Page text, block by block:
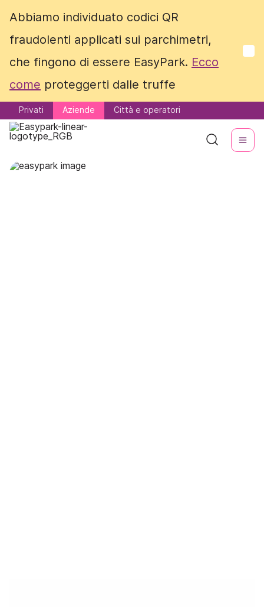
Abbiamo individuato codici QR
fraudolenti applicati sui parchimetri,
che fingono di essere EasyPark. Ecco
come proteggerti dalle truffe
Privati Aziende Città e operatori
Abbiamo individuato codici QR
fraudolenti applicati sui parchimetri,
che fingono di essere EasyPark. Ecco
come proteggerti dalle truffe
Privati Aziende Città e operatori